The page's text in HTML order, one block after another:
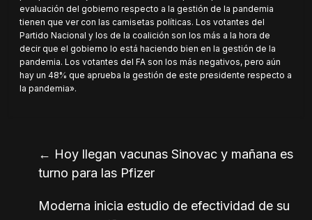
evaluación del gobierno respecto a la gestión de la pandemia
tienen que ver con las camisetas políticas. Los votantes del
Partido Nacional y los de la coalición son los más a la hora de
decir que el gobierno lo está haciendo bien en la gestión de la
pandemia. Los votantes del FA son los más negativos, pero aún
hay un 48% que aprueba la gestión de este presidente respecto a
la pandemia».
← Hoy llegan vacunas Sinovac y mañana es
turno para las Pfizer
Moderna inicia estudio de efectividad de su